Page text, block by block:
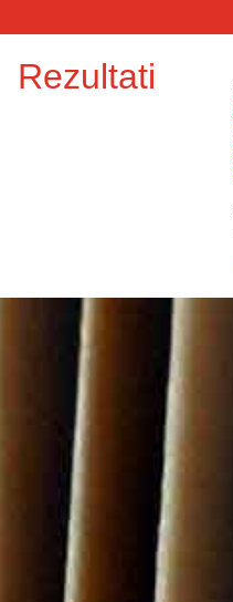
Rezultati